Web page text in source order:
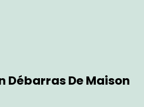
Débarras De Maison